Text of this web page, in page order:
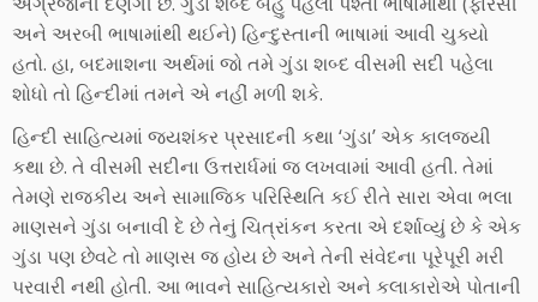
અને અરબી ભાષામાંથી થઈને) હિન્દુસ્તાની ભાષામાં આવી ચુક્યો
હતો. હા, બદમાશના અર્થમાં જો તમે ગુંડા શબ્દ વીસમી સદી પહેલા
શોધો તો હિન્દીમાં તમને એ નહીં મળી શકે.
હિન્દી સાહિત્યમાં જયશંકર પ્રસાદની કથા ‘ગુંડા’ એક કાલજયી
કથા છે. તે વીસમી સદીના ઉત્તરાર્ધમાં જ લખવામાં આવી હતી. તેમાં
તેમણે રાજકીય અને સામાજિક પરિસ્થિતિ કઈ રીતે સારા એવા ભલા
માણસને ગુંડા બનાવી દે છે તેનું ચિત્રાંકન કરતા એ દર્શાવ્યું છે કે એક
ગુંડા પણ છેવટે તો માણસ જ હોય છે અને તેની સંવેદના પૂરેપૂરી મરી
પરવારી નથી હોતી. આ ભાવને સાહિત્યકારો અને કલાકારોએ પોતાની